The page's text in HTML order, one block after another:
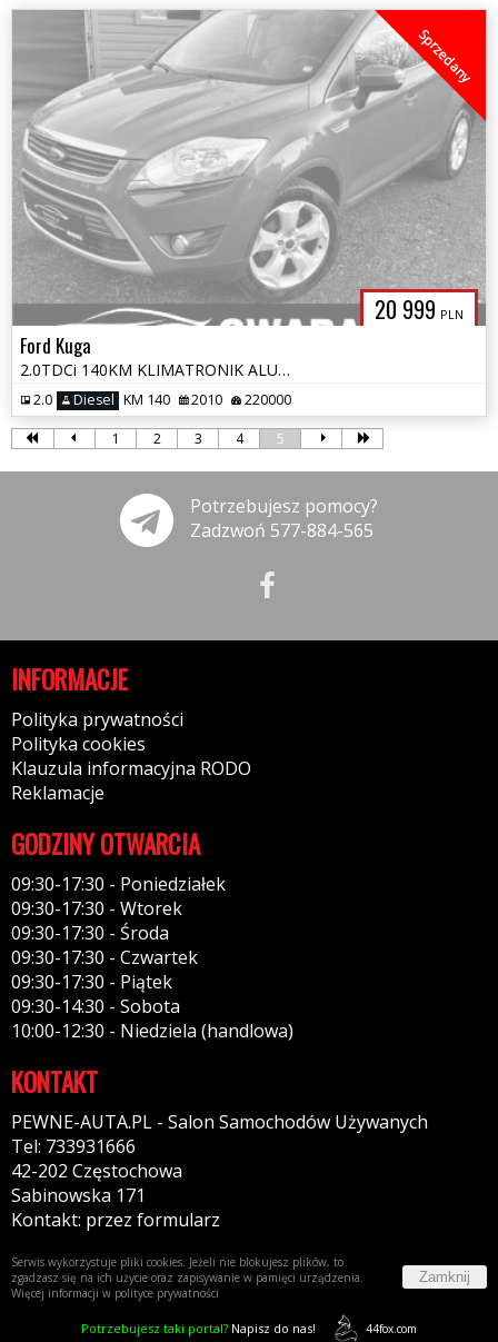
20 999 PLN
Sprzedany
Ford Kuga
2.0TDCi 140KM KLIMATRONIK ALU 2xPDC TEMPOMAT GRZ.FOTELE OPŁATY SERWIS*
2.0 Diesel KM 140 2010 220000
1 2 3 4 5
Potrzebujesz pomocy?
Zadzwoń 577-884-565
INFORMACJE
Polityka prywatności
Polityka cookies
Klauzula informacyjna RODO
Reklamacje
GODZINY OTWARCIA
09:30-17:30 - Poniedziałek
09:30-17:30 - Wtorek
09:30-17:30 - Środa
09:30-17:30 - Czwartek
09:30-17:30 - Piątek
09:30-14:30 - Sobota
10:00-12:30 - Niedziela (handlowa)
KONTAKT
PEWNE-AUTA.PL - Salon Samochodów Używanych
Tel: 733931666
42-202 Częstochowa
Sabinowska 171
Kontakt: przez formularz
Serwis wykorzystuje pliki cookies. Jeżeli nie blokujesz plików, to
zgadzasz się na ich użycie oraz zapisywanie w pamięci urządzenia.
Więcej informacji w polityce prywatności
Zamknij
Potrzebujesz taki portal? Napisz do nas! 44fox.com